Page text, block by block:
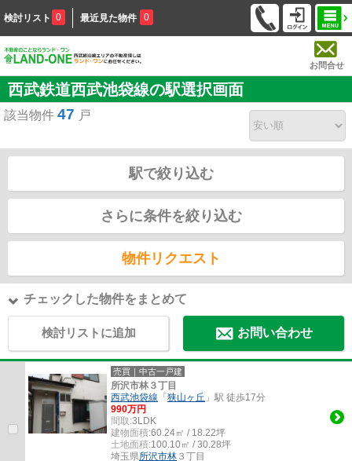
検討リスト 0 最近見た物件 0
お問合せ
西武鉄道西武池袋線の駅選択画面
該当物件 47 戸
駅で絞り込む
さらに条件を絞り込む
物件リクエスト
チェックした物件をまとめて
検討リストに追加 お問い合わせ
売買｜中古一戸建
所沢市林３丁目
西武池袋線 「 狭山ヶ丘 」駅 徒歩17分
990万円
間取:3LDK
建物面積:60.24㎡ / 18.22坪
土地面積:100.10㎡ / 30.28坪
埼玉県所沢市林 ３丁目